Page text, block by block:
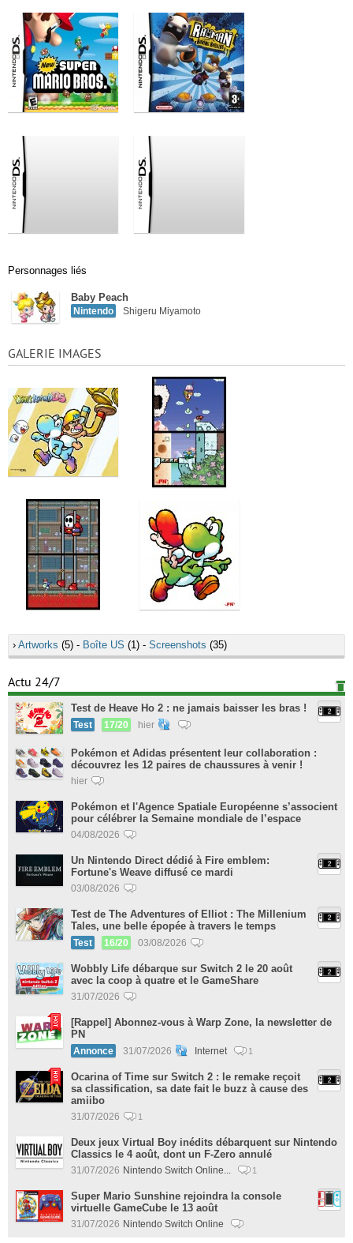
Personnages liés
Baby Peach
Nintendo Shigeru Miyamoto
GALERIE IMAGES
› Artworks (5) - Boîte US (1) - Screenshots (35)
Actu 24/7
Test de Heave Ho 2 : ne jamais baisser les bras !
Test 17/20 hier
Pokémon et Adidas présentent leur collaboration :
découvrez les 12 paires de chaussures à venir !
hier
Pokémon et l'Agence Spatiale Européenne s’associent
pour célébrer la Semaine mondiale de l’espace
04/08/2026
Un Nintendo Direct dédié à Fire emblem:
Fortune's Weave diffusé ce mardi
03/08/2026
Test de The Adventures of Elliot : The Millenium
Tales, une belle épopée à travers le temps
Test 16/20 03/08/2026
Wobbly Life débarque sur Switch 2 le 20 août
avec la coop à quatre et le GameShare
31/07/2026
[Rappel] Abonnez-vous à Warp Zone, la newsletter de
PN
Annonce 31/07/2026 Internet 1
Ocarina of Time sur Switch 2 : le remake reçoit
sa classification, sa date fait le buzz à cause des
amiibo
31/07/2026 1
Deux jeux Virtual Boy inédits débarquent sur Nintendo
Classics le 4 août, dont un F-Zero annulé
31/07/2026 Nintendo Switch Online... 1
Super Mario Sunshine rejoindra la console
virtuelle GameCube le 13 août
31/07/2026 Nintendo Switch Online